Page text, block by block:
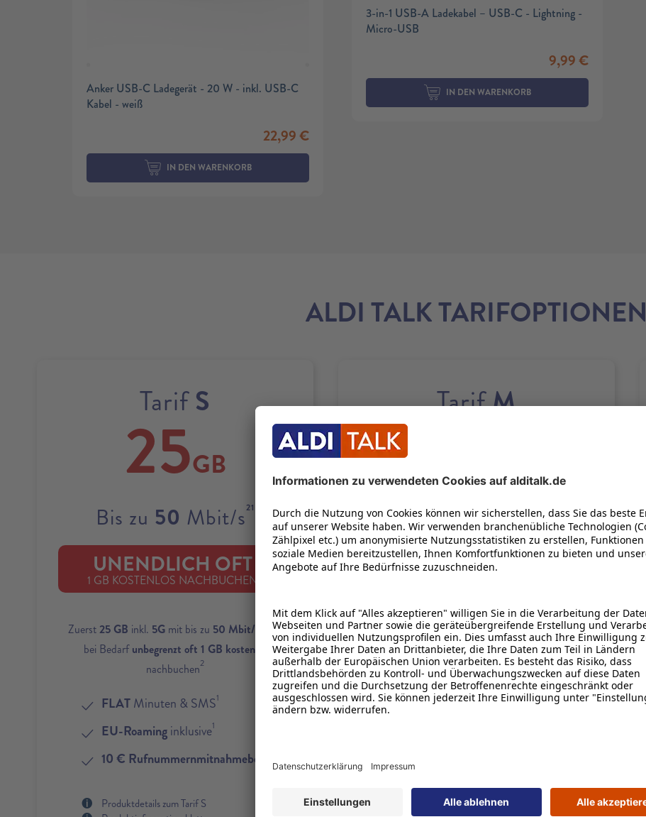
Anker USB-C Ladegerät - 20 W - inkl. USB-C
Kabel - weiß
22,99€
IN DEN WARENKORB
3-in-1 USB-A Ladekabel – USB-C - Lightning -
Micro-USB
9,99€
IN DEN WARENKORB
ALDI TALK TARIFOPTIONEN
TarifS
25GB
Bis zu 50 Mbit/s21
UNENDLICH OFT
1 GB KOSTENLOS NACHBUCHEN
Zuerst25 GB inkl. 5G mit bis zu 50 Mbit/s
und
bei Bedarfunbegrenzt oft 1 GB kostenlos
nachbuchen2
FLATMinuten & SMS1
EU-Roaminginklusive1
10 € Rufnummernmitnahmebonus
Produktdetails zum Tarif S
TarifM
50
Bis zu100Mbit/s21
UNENDLICH OFT
Zuerst50 GBinkl.5Gmit bis zu100 Mbit/s1
und bei Bedarfunbegrenzt oft 1 GB kostenlos
nachbuchen 2
FLATMinuten & SMS1
Produktdetails zum Tarif M